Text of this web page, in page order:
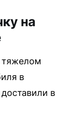
на
тяжелом
в
в